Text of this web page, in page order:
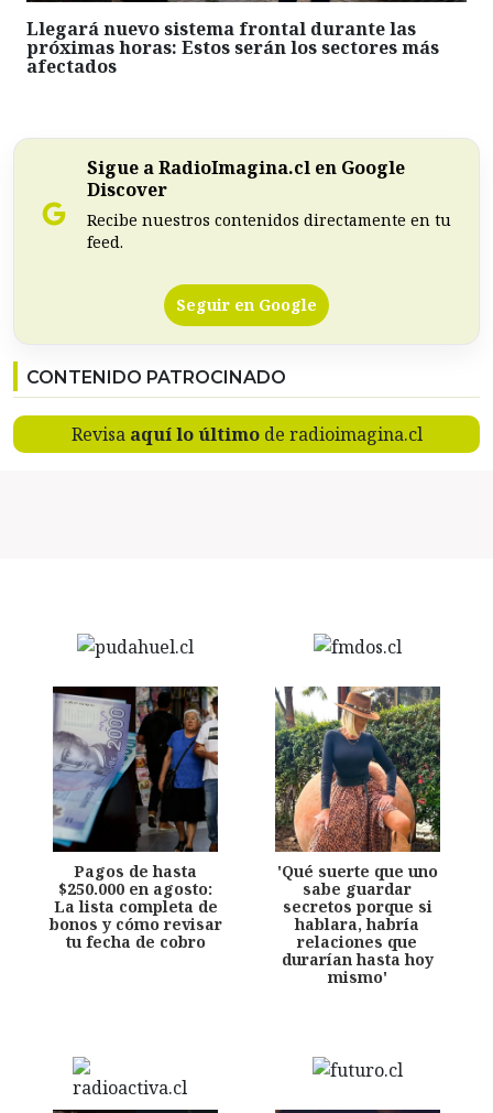
Llegará nuevo sistema frontal durante las
próximas horas: Estos serán los sectores más
afectados
Sigue a RadioImagina.cl en Google
Discover
Recibe nuestros contenidos directamente en tu
feed.
Seguir en Google
CONTENIDO PATROCINADO
Revisa aquí lo últimode radioimagina.cl
Pagos de hasta
$250.000 en agosto:
La lista completa de
bonos y cómo revisar
tu fecha de cobro
'Qué suerte que uno
sabe guardar
secretos porque si
hablara, habría
relaciones que
durarían hasta hoy
mismo'